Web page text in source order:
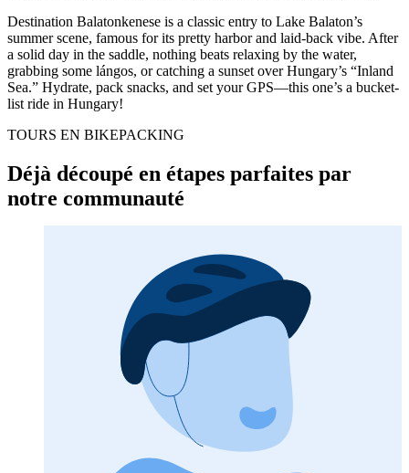
Destination Balatonkenese is a classic entry to Lake Balaton’s
summer scene, famous for its pretty harbor and laid-back vibe. After
a solid day in the saddle, nothing beats relaxing by the water,
grabbing some lángos, or catching a sunset over Hungary’s “Inland
Sea.” Hydrate, pack snacks, and set your GPS—this one’s a bucket-
list ride in Hungary!
TOURS EN BIKEPACKING
Déjà découpé en étapes parfaites par
notre communauté